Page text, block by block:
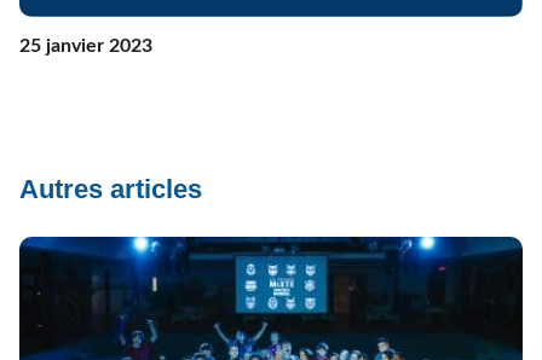
25 janvier 2023
Autres articles